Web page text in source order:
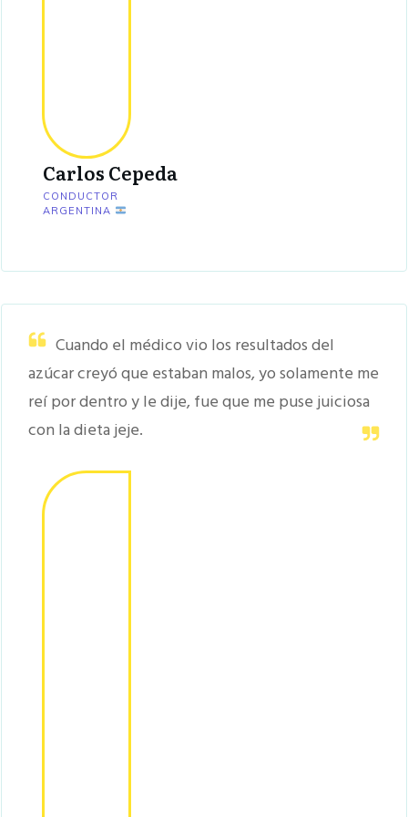
Carlos Cepeda
CONDUCTOR
ARGENTINA
Cuando el médico vio los resultados del
azúcar creyó que estaban malos, yo solamente me
reí por dentro y le dije, fue que me puse juiciosa
con la dieta jeje.